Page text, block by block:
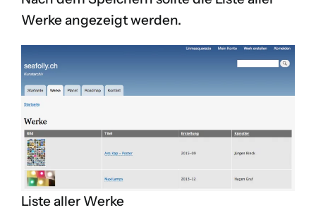
Werke angezeigt werden.
Liste aller Werke